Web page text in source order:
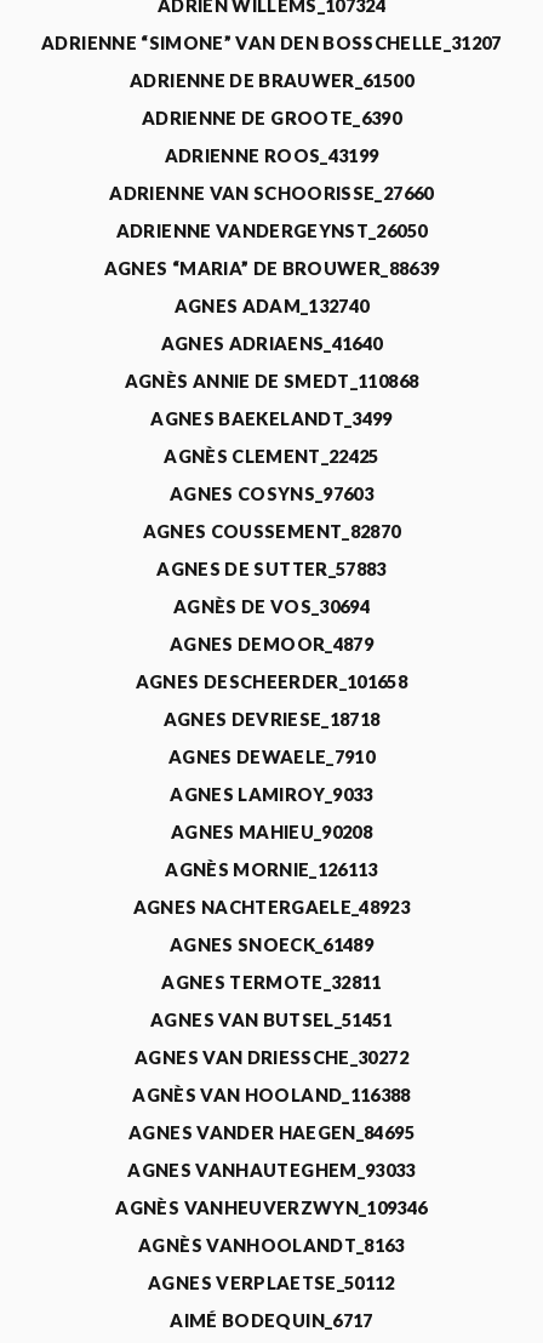
ADRIEN WILLEMS_107324
ADRIENNE “SIMONE” VAN DEN BOSSCHELLE_31207
ADRIENNE DE BRAUWER_61500
ADRIENNE DE GROOTE_6390
ADRIENNE ROOS_43199
ADRIENNE VAN SCHOORISSE_27660
ADRIENNE VANDERGEYNST_26050
AGNES “MARIA” DE BROUWER_88639
AGNES ADAM_132740
AGNES ADRIAENS_41640
AGNÈS ANNIE DE SMEDT_110868
AGNES BAEKELANDT_3499
AGNÈS CLEMENT_22425
AGNES COSYNS_97603
AGNES COUSSEMENT_82870
AGNES DE SUTTER_57883
AGNÈS DE VOS_30694
AGNES DEMOOR_4879
AGNES DESCHEERDER_101658
AGNES DEVRIESE_18718
AGNES DEWAELE_7910
AGNES LAMIROY_9033
AGNES MAHIEU_90208
AGNÈS MORNIE_126113
AGNES NACHTERGAELE_48923
AGNES SNOECK_61489
AGNES TERMOTE_32811
AGNES VAN BUTSEL_51451
AGNES VAN DRIESSCHE_30272
AGNÈS VAN HOOLAND_116388
AGNES VANDER HAEGEN_84695
AGNES VANHAUTEGHEM_93033
AGNÈS VANHEUVERZWYN_109346
AGNÈS VANHOOLANDT_8163
AGNES VERPLAETSE_50112
AIMÉ BODEQUIN_6717